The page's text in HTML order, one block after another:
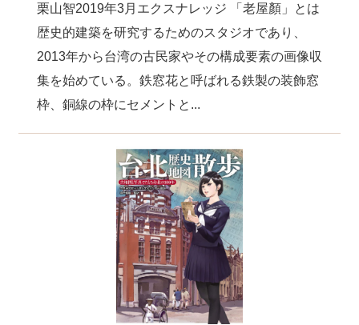
栗山智2019年3月エクスナレッジ 「老屋顏」とは
歴史的建築を研究するためのスタジオであり、
2013年から台湾の古民家やその構成要素の画像収
集を始めている。鉄窓花と呼ばれる鉄製の装飾窓
枠、銅線の枠にセメントと...